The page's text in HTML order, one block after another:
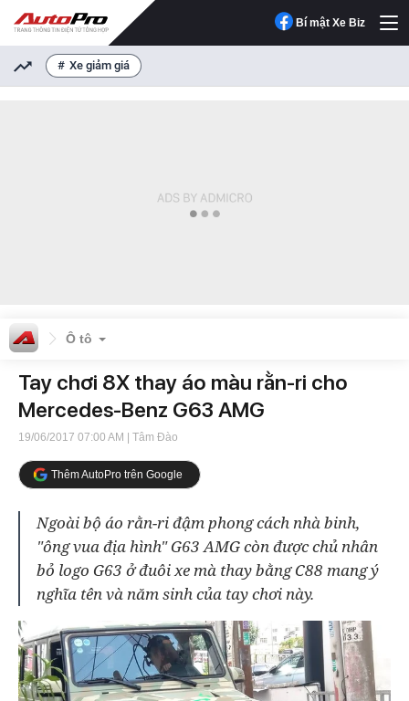
Bí mật Xe Biz
Xe giảm giá
Ô tô
Tay chơi 8X thay áo màu rằn-ri cho
Mercedes-Benz G63 AMG
19/06/2017 07:00 AM | Tâm Đào
Thêm AutoPro trên Google
Ngoài bộ áo rằn-ri đậm phong cách nhà binh,
"ông vua địa hình" G63 AMG còn được chủ nhân
bỏ logo G63 ở đuôi xe mà thay bằng C88 mang ý
nghĩa tên và năm sinh của tay chơi này.